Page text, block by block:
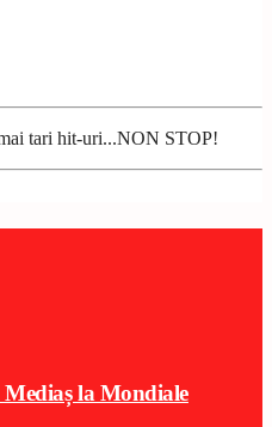
tari hit-uri...NON STOP!
la Mondiale